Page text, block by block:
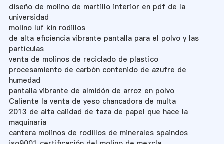
diseño de molino de martillo interior en pdf de la
universidad
molino luf kin rodillos
de alta eficiencia vibrante pantalla para el polvo y las
partículas
venta de molinos de reciclado de plastico
procesamiento de carbón contenido de azufre de
humedad
pantalla vibrante de almidón de arroz en polvo
Caliente la venta de yeso chancadora de multa
2013 de alta calidad de taza de papel que hace la
maquinaria
cantera molinos de rodillos de minerales spaindos